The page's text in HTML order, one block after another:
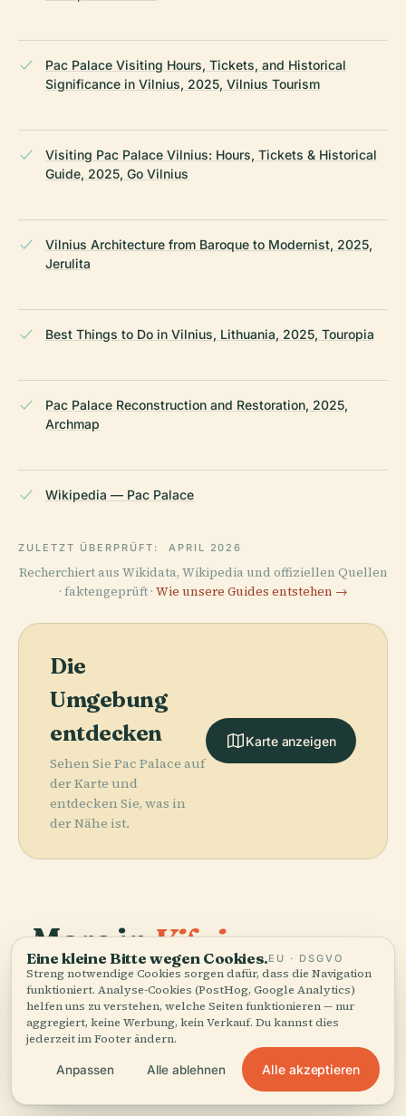
Pac Palace Visiting Hours, Tickets, and Historical
Significance in Vilnius, 2025, Vilnius Tourism
Visiting Pac Palace Vilnius: Hours, Tickets & Historical
Guide, 2025, Go Vilnius
Vilnius Architecture from Baroque to Modernist, 2025,
Jerulita
Best Things to Do in Vilnius, Lithuania, 2025, Touropia
Pac Palace Reconstruction and Restoration, 2025,
Archmap
Wikipedia — Pac Palace
ZULETZT ÜBERPRÜFT: APRIL 2026
Recherchiert aus Wikidata, Wikipedia und offiziellen Quellen
· faktengeprüft · Wie unsere Guides entstehen →
Die
Umgebung
entdecken
Sehen Sie Pac Palace auf
der Karte und
entdecken Sie, was in
der Nähe ist.
Karte anzeigen
More inVilnius.
174 Orte zu entdecken — ein paar, die sich gut
kombinieren lassen.
PLACE
Kathedrale St.
Stanislaus
Vingio Parkas
PLACE
Litauisches
Nationalmuseum
PLACE
Litauisches
Kunstmuseum
Eine kleine Bitte wegen Cookies.EU · DSGVO
Streng notwendige Cookies sorgen dafür, dass die Navigation
funktioniert. Analyse-Cookies (PostHog, Google Analytics)
helfen uns zu verstehen, welche Seiten funktionieren — nur
aggregiert, keine Werbung, kein Verkauf. Du kannst dies
jederzeit im Footer ändern.
Anpassen Alle ablehnen Alle akzeptieren